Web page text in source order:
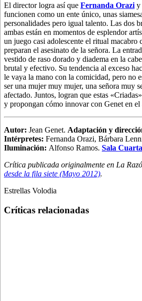
El director logra así que Fernanda Orazi y
funcionen como un ente único, unas
personalidades pero igual talento. Las dos
ambas están en momentos de esplendor
un juego casi adolescente el ritual macabro
preparan el asesinato de la señora. La
vestido de raso dorado y diadema en la
brutal y efectivo. Su tendencia al exceso
le vaya la mano con la comicidad, pero no
ser una mujer muy mujer, una señora muy
afectado. Juntos, logran que estas
y propongan cómo innovar con Genet en
Autor: Jean Genet. Adaptación y
Intérpretes: Fernanda Orazi, Bárbara
Iluminación: Alfonso Ramos. Sala
Crítica publicada originalmente en La
desde la fila siete (Mayo 2012).
Estrellas Volodia
Críticas relacionadas